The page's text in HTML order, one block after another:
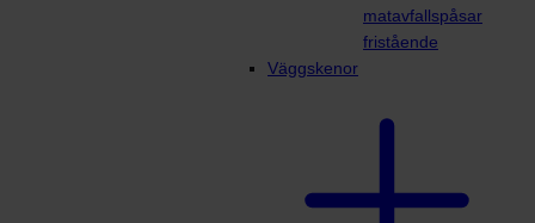
matavfallspåsar
fristående
Väggskenor